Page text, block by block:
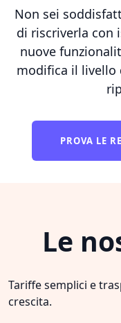
Non sei
di riscriverla con
nuove
modifica il livello
PROVA LE
Le
Tariffe semplici e
crescita.